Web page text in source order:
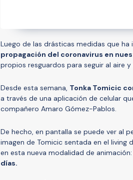
Luego de las drásticas medidas que
propagación del coronavirus en
propios resguardos para seguir al aire
Desde esta semana, Tonka Tomicic
a través de una aplicación de celular
compañero Amaro Gómez-Pablos.
De hecho, en pantalla se puede ver al
imagen de Tomicic sentada en el living
en esta nueva modalidad de animación:
días.